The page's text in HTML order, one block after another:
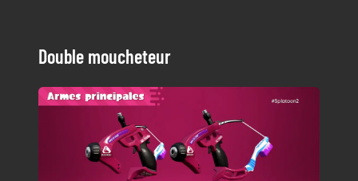
Double moucheteur